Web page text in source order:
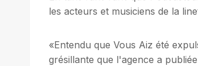
les acteurs et musiciens de la
«Entendu que Vous Aiz été
grésillante que l'agence a